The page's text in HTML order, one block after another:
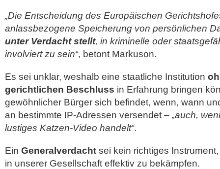
„Die Entscheidung des Europäischen
anlassbezogene Speicherung von persönlichen
unter Verdacht stellt, in kriminelle oder
involviert zu sein“, betont Markuson.
Es sei unklar, weshalb eine staatliche Institution
gerichtlichen Beschluss in Erfahrung bringen
gewöhnlicher Bürger sich befindet, wenn, wann
an bestimmte IP-Adressen versendet – „auch,
lustiges Katzen-Video handelt“.
Ein Generalverdacht sei kein richtiges
in unserer Gesellschaft effektiv zu bekämpfen.